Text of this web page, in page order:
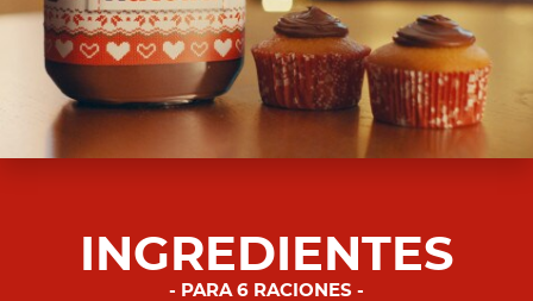
INGREDIENTES
PARA 6 RACIONES